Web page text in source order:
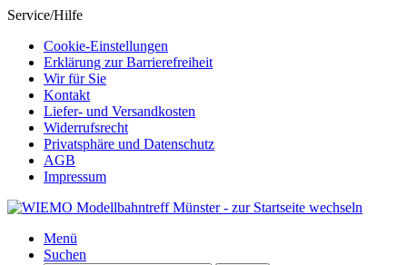
Service/Hilfe
Cookie-Einstellungen
Erklärung zur Barrierefreiheit
Wir für Sie
Kontakt
Liefer- und Versandkosten
Widerrufsrecht
Privatsphäre und Datenschutz
AGB
Impressum
Menü
Suchen